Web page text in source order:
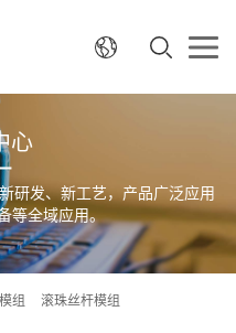
心
研发、新工艺，产品广泛应用
等全域应用。
组 滚珠丝杆模组